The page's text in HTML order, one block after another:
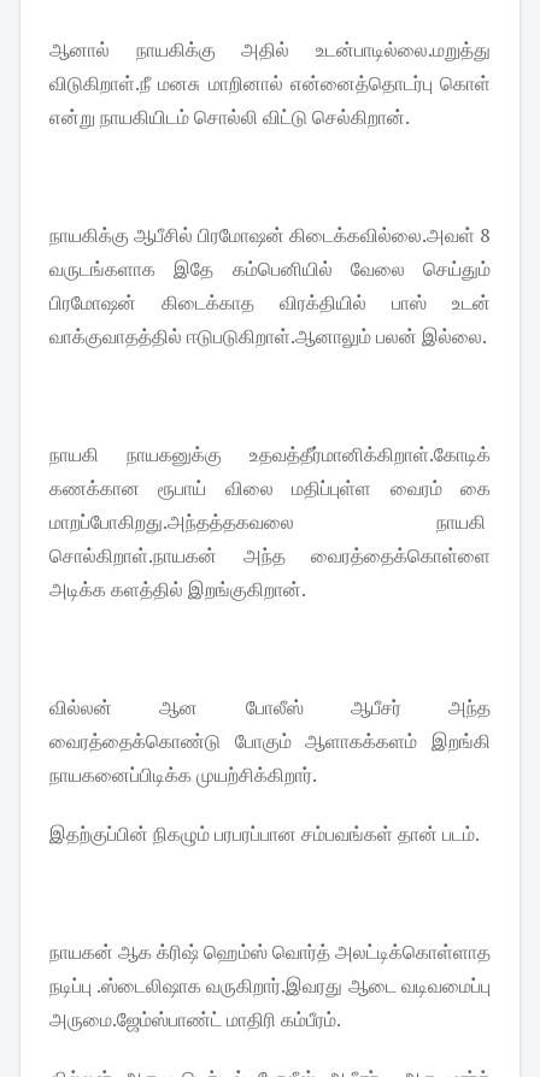
ஆனால் நாயகிக்கு அதில் உடன்பாடில்லை.மறுத்து
விடுகிறாள்.நீ மனசு மாறினால் என்னைத்தொடர்பு கொள்
என்று நாயகியிடம் சொல்லி விட்டு செல்கிறான்.
நாயகிக்கு ஆபீசில் பிரமோஷன் கிடைக்கவில்லை.அவள் 8
வருடங்களாக இதே கம்பெனியில் வேலை செய்தும்
பிரமோஷன் கிடைக்காத விரக்தியில் பாஸ் உடன்
வாக்குவாதத்தில் ஈடுபடுகிறாள்.ஆனாலும் பலன் இல்லை.
நாயகி நாயகனுக்கு உதவத்தீர்மானிக்கிறாள்.கோடிக்
கணக்கான ரூபாய் விலை மதிப்புள்ள வைரம் கை
மாறப்போகிறது.அந்தத்தகவலை நாயகி
சொல்கிறாள்.நாயகன் அந்த வைரத்தைக்கொள்ளை
அடிக்க களத்தில் இறங்குகிறான்.
வில்லன் ஆன போலீஸ் ஆபீசர் அந்த
வைரத்தைக்கொண்டு போகும் ஆளாகக்களம் இறங்கி
நாயகனைப்பிடிக்க முயற்சிக்கிறார்.
இதற்குப்பின் நிகழும் பரபரப்பான சம்பவங்கள் தான் படம்.
நாயகன் ஆக க்ரிஷ் ஹெம்ஸ் வொர்த் அலட்டிக்கொள்ளாத
நடிப்பு .ஸ்டைலிஷாக வருகிறார்.இவரது ஆடை வடிவமைப்பு
அருமை.ஜேம்ஸ்பாண்ட் மாதிரி கம்பீரம்.